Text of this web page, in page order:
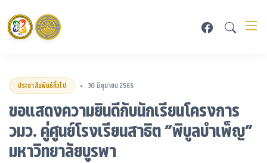
ประชาสัมพันธ์ทั่วไป • 30 มิถุนายน 2565
ขอแสดงความยินดีกับนักเรียนโครงการ
วมว. คู่ศูนย์โรงเรียนสาธิต “พิบูลบำเพ็ญ”
มหาวิทยาลัยบูรพา